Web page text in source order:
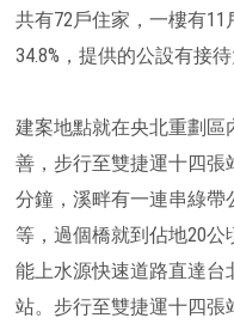
共有72戶住家，一樓有
34.8%，提供的公設有接待
建案地點就在央北重劃區
善，步行至雙捷運十四張
分鐘，溪畔有一連串綠
等，過個橋就到佔地20
能上水源快速道路直達台
站。步行至雙捷運十四張